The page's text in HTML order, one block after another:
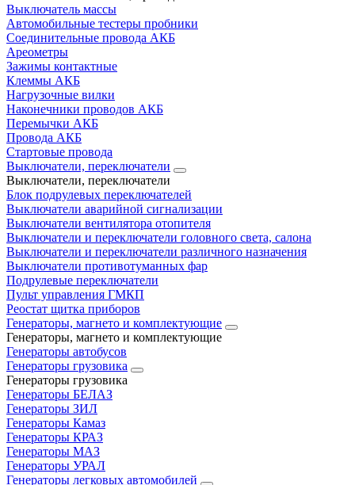
Выключатель массы
Автомобильные тестеры пробники
Соединительные провода АКБ
Ареометры
Зажимы контактные
Клеммы АКБ
Нагрузочные вилки
Наконечники проводов АКБ
Перемычки АКБ
Провода АКБ
Стартовые провода
Выключатели, переключатели
Выключатели, переключатели
Блок подрулевых переключателей
Выключатели аварийной сигнализации
Выключатели вентилятора отопителя
Выключатели и переключатели головного света, салона
Выключатели и переключатели различного назначения
Выключатели противотуманных фар
Подрулевые переключатели
Пульт управления ГМКП
Реостат щитка приборов
Генераторы, магнето и комплектующие
Генераторы, магнето и комплектующие
Генераторы автобусов
Генераторы грузовика
Генераторы грузовика
Генераторы БЕЛАЗ
Генераторы ЗИЛ
Генераторы Камаз
Генераторы КРАЗ
Генераторы МАЗ
Генераторы УРАЛ
Генераторы легковых автомобилей